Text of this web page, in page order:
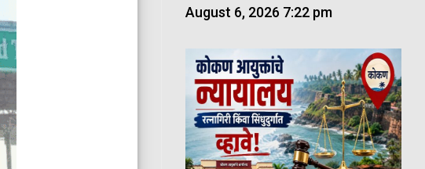
August 6, 2026 7:22 pm